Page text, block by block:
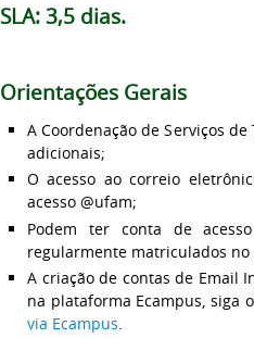
SLA: 3,5 dias.
Orientações Gerais
A Coordenação de Serviços
adicionais;
O acesso ao correio
acesso @ufam;
Podem ter conta de
regularmente matriculados
A criação de contas de Email
na plataforma Ecampus, siga
via Ecampus.